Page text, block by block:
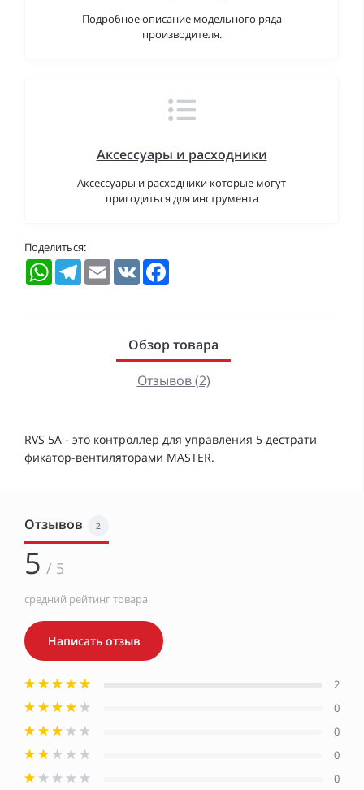
Подробное описание модельного ряда
производителя.
Аксессуары и расходники
Аксессуары и расходники которые могут
пригодиться для инструмента
Поделиться:
WhatsAppTelegramEmail VK
Обзор товара
Отзывов (2)
RVS 5A - это контроллер для управления 5 дестрати
фикатор-вентиляторами MASTER.
Отзывов 2
5 / 5
средний рейтинг товара
Написать отзыв
2
0
0
0
0